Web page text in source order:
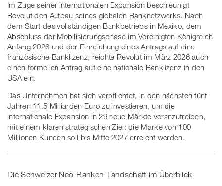
Im Zuge seiner internationalen Expansion beschleunigt
Revolut den Aufbau seines globalen Banknetzwerks. Nach
dem Start des vollständigen Bankbetriebs in Mexiko, dem
Abschluss der Mobilisierungsphase im Vereinigten Königreich
Anfang 2026 und der Einreichung eines Antrags auf eine
französische Banklizenz, reichte Revolut im März 2026 auch
einen formellen Antrag auf eine nationale Banklizenz in den
USA ein.
Das Unternehmen hat sich verpflichtet, in den nächsten fünf
Jahren 11.5 Milliarden Euro zu investieren, um die
internationale Expansion in 29 neue Märkte voranzutreiben,
mit einem klaren strategischen Ziel: die Marke von 100
Millionen Kunden soll bis Mitte 2027 erreicht werden.
Die Schweizer Neo-Banken-Landschaft im Überblick